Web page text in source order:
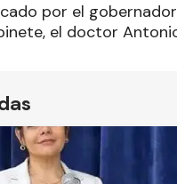
por el
el doctor